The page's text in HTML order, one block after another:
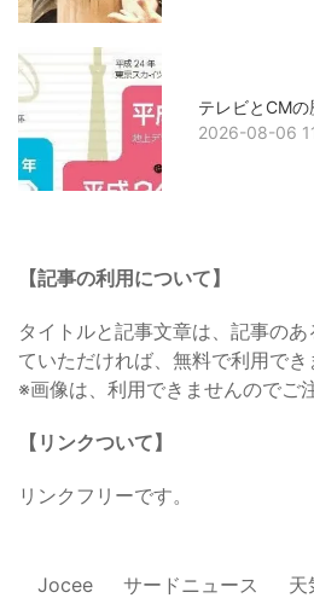
テレビとCMの
2026-08-06
【記事の利用について】
タイトルと記事文章は、記事の
ていただければ、無料で利用でき
※画像は、利用できませんのでご
【リンクついて】
リンクフリーです。
Jocee サードニュース 天